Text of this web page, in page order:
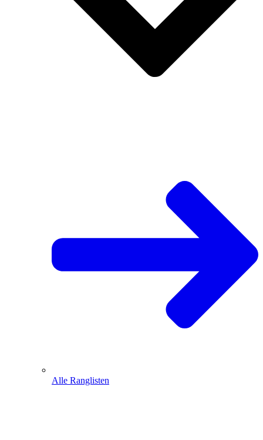
Alle Ranglisten